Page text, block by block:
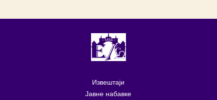
Извештаји
Јавне набавке